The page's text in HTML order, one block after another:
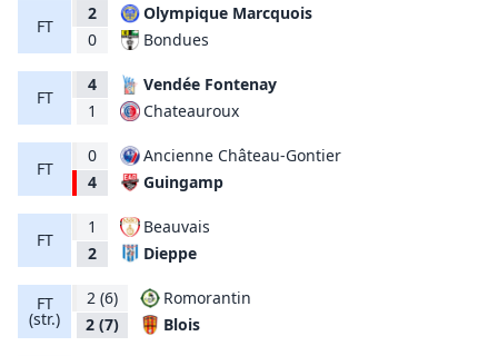
FT
2
0
Olympique Marcquois
Bondues
FT
4
1
Vendée Fontenay
Chateauroux
FT
0
4
Ancienne Château-Gontier
Guingamp
FT
1
2
Beauvais
Dieppe
FT
(str.)
2 (6)
2 (7)
Romorantin
Blois